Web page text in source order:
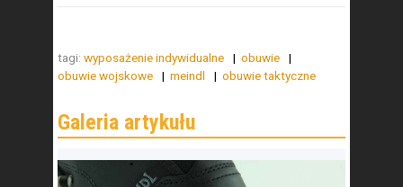
tagi: wyposażenie indywidualne
obuwie
obuwie wojskowe
meindl obuwie taktyczne